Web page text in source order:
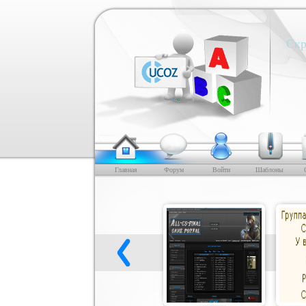
Главная Форум Войти Шаблоны